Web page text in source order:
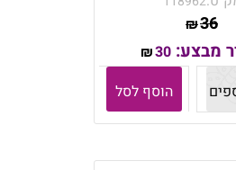
₪36
מבצע: ₪30
הוסף לסל